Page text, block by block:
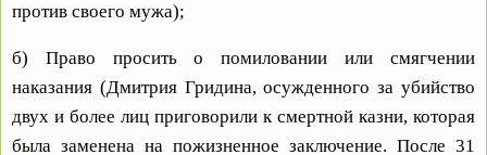
против своего мужа);
б) Право просить о помиловании или смягчении
наказания (Дмитрия Гридина, осужденного за убийство
двух и более лиц приговорили к смертной казни, которая
была заменена на пожизненное заключение. После 31